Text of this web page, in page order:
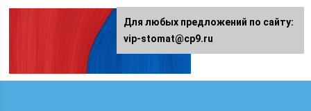
Для любых предложений по сайту:
vip-stomat@cp9.ru